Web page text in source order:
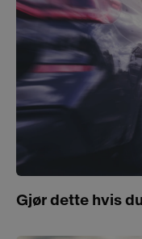
Gjør dette hvis